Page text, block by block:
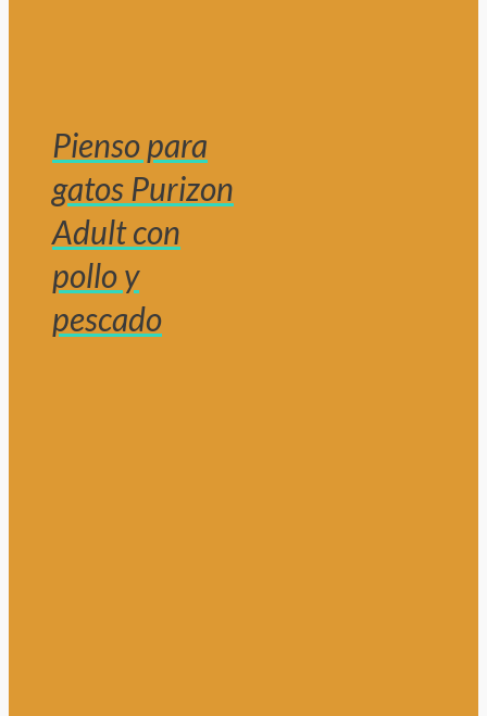
Pienso para
gatos Purizon
Adult con
pollo y
pescado